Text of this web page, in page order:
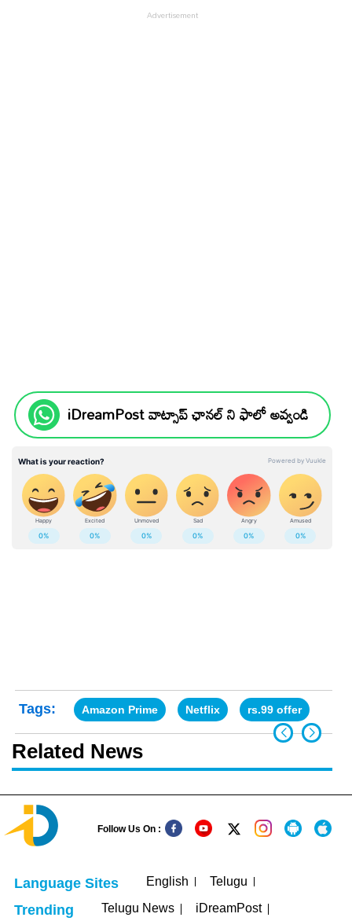
iDreamPost వాట్సాప్ ఛానల్ ని ఫాలో అవ్వండి
Tags: Amazon Prime Netflix rs.99 offer
Related News
Follow Us On :
Language Sites English Telugu
Trending Telugu News iDreamPost